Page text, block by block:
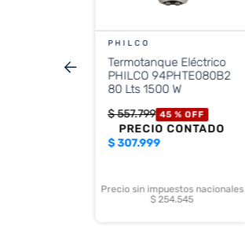
nacionales
PHILCO
Termotanque Eléctrico
PHILCO 94PHTE080B2
80 Lts 1500 W
$557.799 45 %OFF
PRECIO CONTADO
$307.999
Precio sin impuestos nacionales
$ 254.545